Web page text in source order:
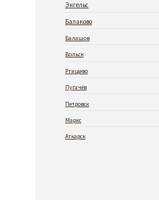
Энгельс
Балаково
Балашов
Вольск
Ртищево
Пугачёв
Петровск
Маркс
Аткарск